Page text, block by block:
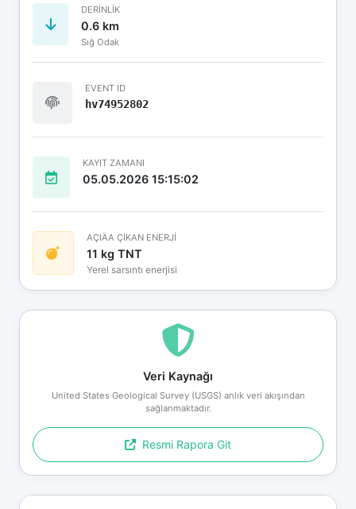
DERINLIK
0.6 km
Sığ Odak
EVENT ID
hv74952802
KAYIT ZAMANI
05.05.2026 15:15:02
AÇIÄA ÇIKAN ENERJİ
11 kg TNT
Yerel sarsıntı enerjisi
Veri Kaynağı
United States Geological Survey (USGS) anlık veri akışından
sağlanmaktadır.
Resmi Rapora Git